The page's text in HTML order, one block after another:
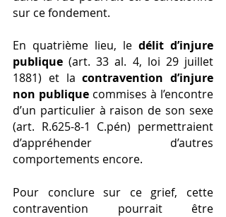
sur ce fondement.
En quatrième lieu, le délit d’injure
publique (art. 33 al. 4, loi 29 juillet
1881) et la contravention d’injure
non publique commises à l’encontre
d’un particulier à raison de son sexe
(art. R.625-8-1 C.pén) permettraient
d’appréhender d’autres
comportements encore.
Pour conclure sur ce grief, cette